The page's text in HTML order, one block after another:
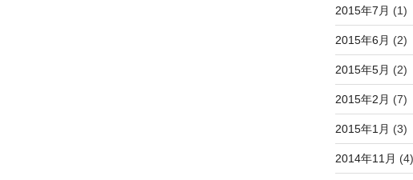
2015年7月 (1)
2015年6月 (2)
2015年5月 (2)
2015年2月 (7)
2015年1月 (3)
2014年11月 (4)